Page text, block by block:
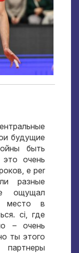
будущие
быть
очень
, e per
разные
ощущал
место в
. ci,где
– очень
ты этого